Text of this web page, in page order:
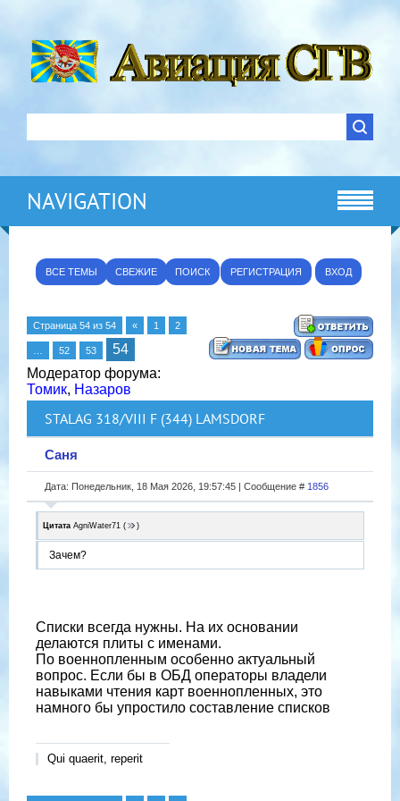
NAVIGATION
ВСЕ ТЕМЫ СВЕЖИЕ ПОИСК РЕГИСТРАЦИЯ ВХОД
Страница 54 из 54 « 1 2
52 53
54
Модератор форума:
Томик, Назаров
STALAG 318/VIII F (344) LAMSDORF
Саня
Дата: Понедельник, 18 Мая 2026, 19:57:45 | Сообщение # 1856
Цитата AgniWater71 ( )
Зачем?
Списки всегда нужны. На их основании
делаются плиты с именами.
По военнопленным особенно актуальный
вопрос. Если бы в ОБД операторы владели
навыками чтения карт военнопленных, это
намного бы упростило составление списков
Qui quaerit, reperit